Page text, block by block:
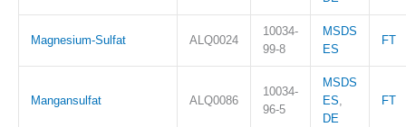
Magnesium-Sulfat ALQ0024
10034-
99-8
MSDS
ES
FT
Mangansulfat ALQ0086
10034-
96-5
MSDS
ES,
DE
FT